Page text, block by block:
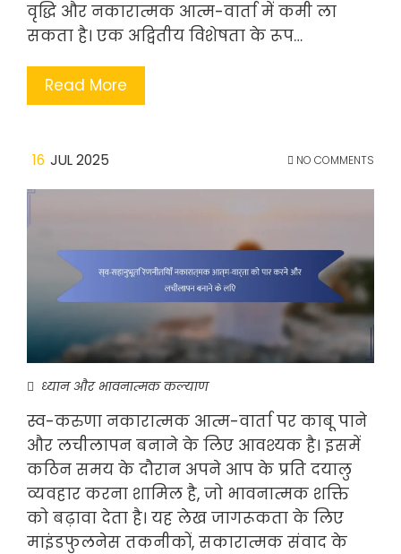
वृद्धि और नकारात्मक आत्म-वार्ता में कमी ला
सकता है। एक अद्वितीय विशेषता के रूप…
Read More
16 JUL 2025 NO COMMENTS
ध्यान और भावनात्मक कल्याण
स्व-करुणा नकारात्मक आत्म-वार्ता पर काबू पाने
और लचीलापन बनाने के लिए आवश्यक है। इसमें
कठिन समय के दौरान अपने आप के प्रति दयालु
व्यवहार करना शामिल है, जो भावनात्मक शक्ति
को बढ़ावा देता है। यह लेख जागरूकता के लिए
माइंडफुलनेस तकनीकों, सकारात्मक संवाद के